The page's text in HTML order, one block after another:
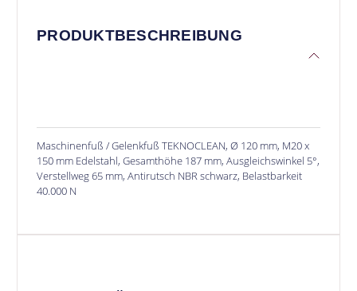
PRODUKTBESCHREIBUNG
Maschinenfuß / Gelenkfuß TEKNOCLEAN, Ø 120 mm, M20 x
150 mm Edelstahl, Gesamthöhe 187 mm, Ausgleichswinkel 5°,
Verstellweg 65 mm, Antirutsch NBR schwarz, Belastbarkeit
40.000 N